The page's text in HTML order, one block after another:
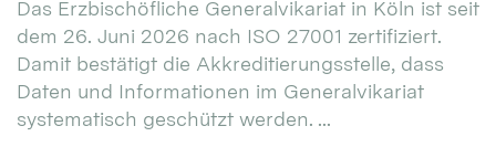
Das Erzbischöfliche Generalvikariat in Köln ist seit
dem 26. Juni 2026 nach ISO 27001 zertifiziert.
Damit bestätigt die Akkreditierungsstelle, dass
Daten und Informationen im Generalvikariat
systematisch geschützt werden. ...